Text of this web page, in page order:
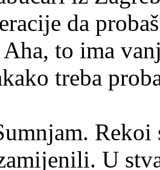
da
Aha, to ima
treba
Rekoi
U